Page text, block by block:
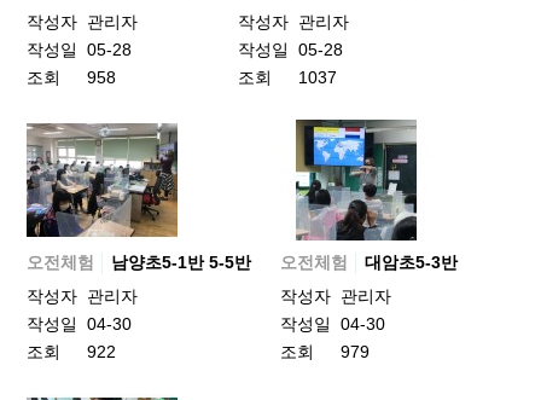
작성자 관리자
작성일
05-28
조회
958
작성자 관리자
작성일
05-28
조회
1037
오전체험
남양초5-1반 5-5반
작성자 관리자
작성일
04-30
조회
922
오전체험
대암초5-3반
작성자 관리자
작성일
04-30
조회
979